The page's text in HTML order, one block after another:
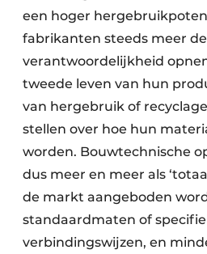
een hoger
fabrikanten steeds meer de
verantwoordelijkheid
tweede leven van hun
van hergebruik of
stellen over hoe hun
worden. Bouwtechnische
dus meer en meer als
de markt aangeboden
standaardmaten of
verbindingswijzen, en